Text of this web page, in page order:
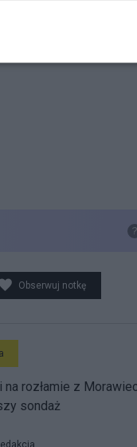
Obserwuj notkę
na rozłamie z
sondaż